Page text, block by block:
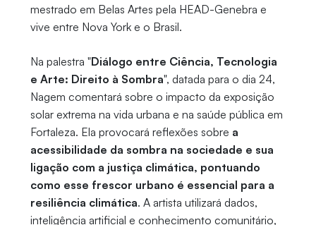
mestrado em Belas Artes pela HEAD-Genebra e
vive entre Nova York e o Brasil.
Na palestra "Diálogo entre Ciência, Tecnologia
e Arte: Direito à Sombra", datada para o dia 24,
Nagem comentará sobre o impacto da exposição
solar extrema na vida urbana e na saúde pública em
Fortaleza. Ela provocará reflexões sobre a
acessibilidade da sombra na sociedade e sua
ligação com a justiça climática, pontuando
como esse frescor urbano é essencial para a
resiliência climática. A artista utilizará dados,
inteligência artificial e conhecimento comunitário,